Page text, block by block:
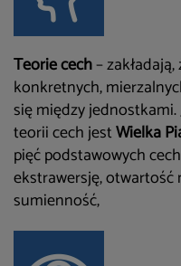
Teorie cech–
konkretnych,
się między
teorii cech jestWielka
pięć podstawowych
ekstrawersję, otwartość
sumienność,